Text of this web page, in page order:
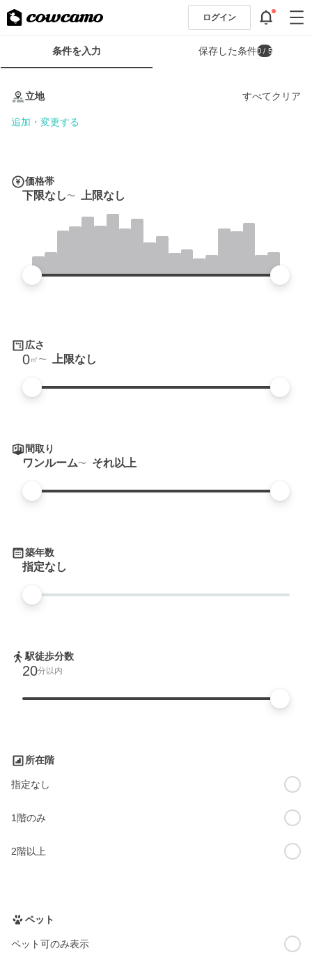
ログイン
条
条件を入力 保存した条件0 / 5
立地 すべてクリア
追加・変更する
価格帯
下限なし 上限なし
広さ
0㎡ 上限なし
間取り
ワンルーム それ以上
築年数
指定なし
駅徒歩分数
20分以内
所在階
指定なし
1階のみ
2階以上
ペット
ペット可のみ表示